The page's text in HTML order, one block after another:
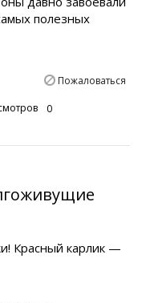
полезных
Пожаловаться
0
Красный карлик —